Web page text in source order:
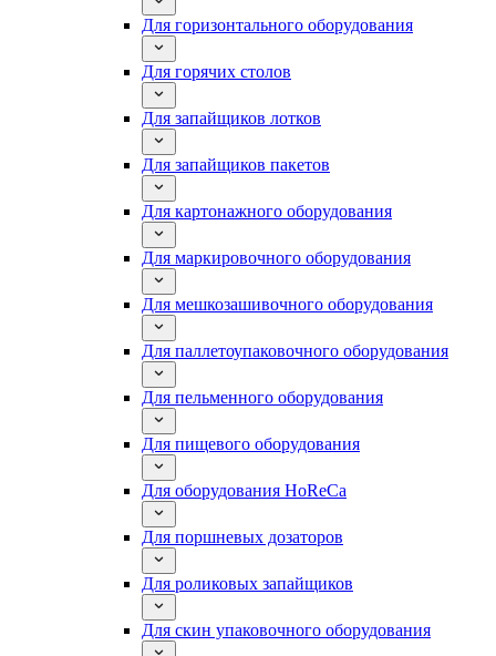
Для горизонтального оборудования
Для горячих столов
Для запайщиков лотков
Для запайщиков пакетов
Для картонажного оборудования
Для маркировочного оборудования
Для мешкозашивочного оборудования
Для паллетоупаковочного оборудования
Для пельменного оборудования
Для пищевого оборудования
Для оборудования HoReCa
Для поршневых дозаторов
Для роликовых запайщиков
Для скин упаковочного оборудования